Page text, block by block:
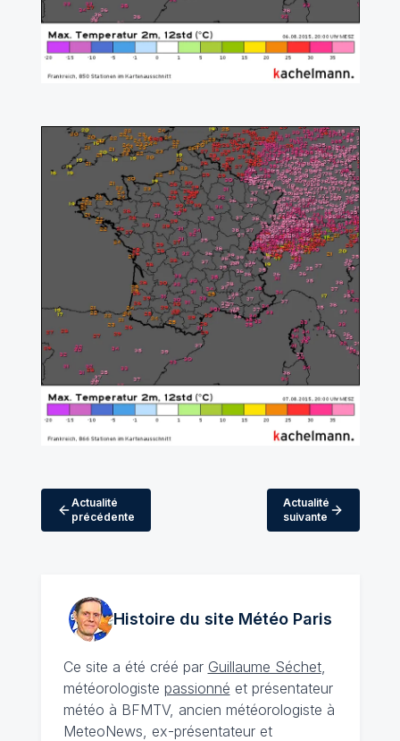
Actualité
précédente
Actualité
suivante
Histoire du site MétéoParis
Ce site a été créé par Guillaume Séchet,
météorologiste passionné et présentateur
météo à BFMTV, ancien météorologiste à
MeteoNews, ex-présentateur et